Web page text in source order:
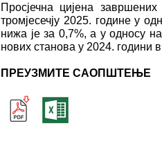
Просјечна цијена
тромјесечју 2025. године у
нижа је за 0,7%, а у односу
нових станова у 2024. години
ПРЕУЗМИТЕ САОПШТЕЊЕ